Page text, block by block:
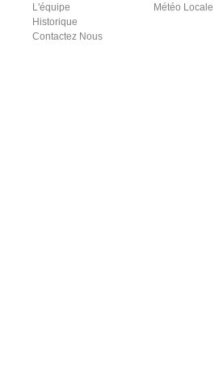
L'équipe
Historique
Contactez Nous
Météo Locale